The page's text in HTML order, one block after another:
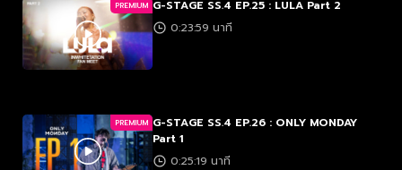
PREMIUM G-STAGE SS.4 EP.25 : LULA Part 2
0:23:59 นาที
PREMIUM G-STAGE SS.4 EP.26 : ONLY MONDAY
Part 1
0:25:19 นาที